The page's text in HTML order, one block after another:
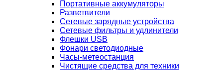
Портативные аккумуляторы
Разветвители
Сетевые зарядные устройства
Сетевые фильтры и удлинители
Флешки USB
Фонари светодиодные
Часы-метеостанция
Чистящие средства для техники